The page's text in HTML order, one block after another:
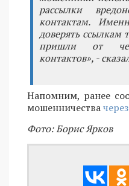
рассылки
контактам.
доверять ссылкам
пришли от
контактов», -
Напомним, ранее
мошенничества
Фото: Борис Ярков